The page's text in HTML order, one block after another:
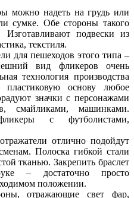
можно надеть на грудь или
сумке. Обе стороны такого
Изготавливают подвески из
текстиля.
для пешеходов этого типа –
вид фликеров очень
технология производства
пластиковую основу любое
значки с персонажами
смайликами, машинками.
с футболистами,
отлично подойдут
Полоска гибкой стали
тканью. Закрепить браслет
– достаточно просто
положении.
отражающие свет фар,